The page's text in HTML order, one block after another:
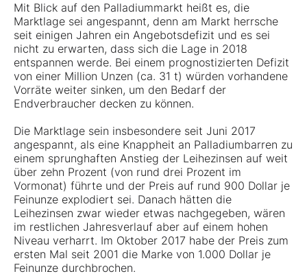
Mit Blick auf den Palladiummarkt heißt es, die
Marktlage sei angespannt, denn am Markt herrsche
seit einigen Jahren ein Angebotsdefizit und es sei
nicht zu erwarten, dass sich die Lage in 2018
entspannen werde. Bei einem prognostizierten Defizit
von einer Million Unzen (ca. 31 t) würden vorhandene
Vorräte weiter sinken, um den Bedarf der
Endverbraucher decken zu können.
Die Marktlage sein insbesondere seit Juni 2017
angespannt, als eine Knappheit an Palladiumbarren zu
einem sprunghaften Anstieg der Leihezinsen auf weit
über zehn Prozent (von rund drei Prozent im
Vormonat) führte und der Preis auf rund 900 Dollar je
Feinunze explodiert sei. Danach hätten die
Leihezinsen zwar wieder etwas nachgegeben, wären
im restlichen Jahresverlauf aber auf einem hohen
Niveau verharrt. Im Oktober 2017 habe der Preis zum
ersten Mal seit 2001 die Marke von 1.000 Dollar je
Feinunze durchbrochen.